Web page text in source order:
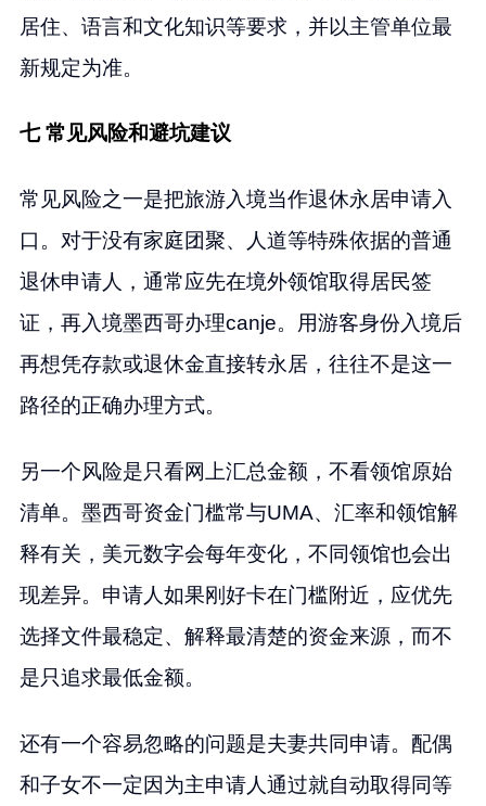
居住、语言和文化知识等要求，并以主管单位最
新规定为准。
七 常见风险和避坑建议
常见风险之一是把旅游入境当作退休永居申请入
口。对于没有家庭团聚、人道等特殊依据的普通
退休申请人，通常应先在境外领馆取得居民签
证，再入境墨西哥办理canje。用游客身份入境后
再想凭存款或退休金直接转永居，往往不是这一
路径的正确办理方式。
另一个风险是只看网上汇总金额，不看领馆原始
清单。墨西哥资金门槛常与UMA、汇率和领馆解
释有关，美元数字会每年变化，不同领馆也会出
现差异。申请人如果刚好卡在门槛附近，应优先
选择文件最稳定、解释最清楚的资金来源，而不
是只追求最低金额。
还有一个容易忽略的问题是夫妻共同申请。配偶
和子女不一定因为主申请人通过就自动取得同等